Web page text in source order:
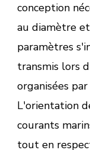
conception
au diamètre
paramètres
transmis lors
organisées
L'orientation
courants
tout en